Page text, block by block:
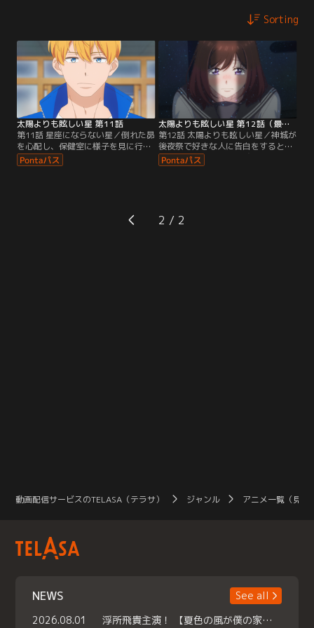
Sorting
太陽よりも眩しい星 第11話
第11話 星座にならない星／倒れた昴
を心配し、保健室に様子を見に行く
朔英。元気にふるまう昴を見て、神
城は学祭当日昴の手伝いをすると言
ができないと神城は宣言。そしてつ
太陽よりも眩しい星 第12話（最終話）
第12話 太陽よりも眩しい星／神城が
後夜祭で好きな人に告白をすると聞
き、朔英は思わず「神城が好き」と
告白をしてしまう。その場から逃げ
ていた。すると扉が開き、そこにい
たのは神城で......。
2
動画配信サービスのTELASA（テラサ） ジャンル アニメ一覧（見放
NEWS
See all
2026.08.01
浮所飛貴主演！ 【夏色の風が僕の家にやってきた】 本日よりテラサで独占配信スタート！